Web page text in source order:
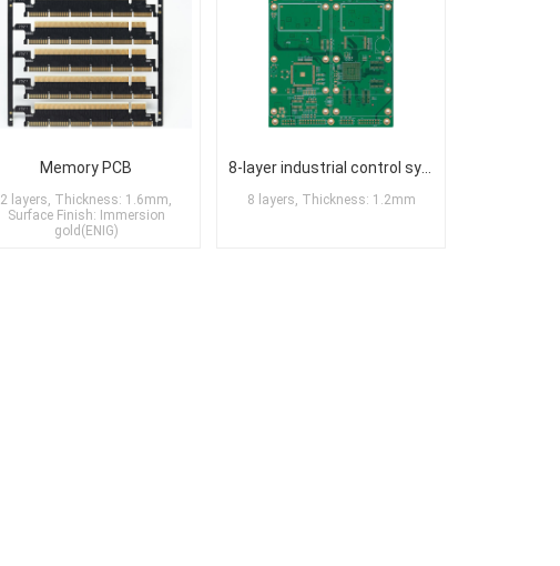
Memory PCB
2 layers, Thickness: 1.6mm,
Surface Finish: Immersion
gold(ENIG)
8 layers, Thickness: 1.2mm